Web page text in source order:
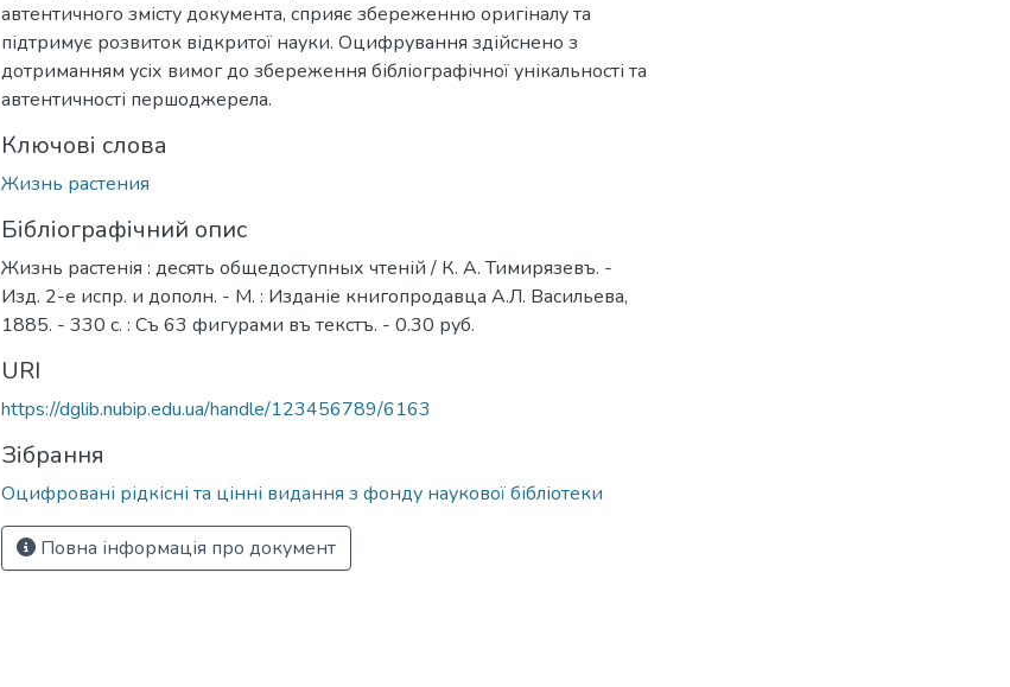
автентичного змісту документа, сприяє збереженню оригіналу та
підтримує розвиток відкритої науки. Оцифрування здійснено з
дотриманням усіх вимог до збереження бібліографічної унікальності та
автентичності першоджерела.
Ключові слова
Жизнь растения
Бібліографічний опис
Жизнь растенія : десять общедоступных чтеній / К. А. Тимирязевъ. -
Изд. 2-е испр. и дополн. - М. : Изданіе книгопродавца А.Л. Васильева,
1885. - 330 с. : Съ 63 фигурами въ текстъ. - 0.30 руб.
URI
https://dglib.nubip.edu.ua/handle/123456789/6163
Зібрання
Оцифровані рідкісні та цінні видання з фонду наукової бібліотеки
Повна інформація про документ